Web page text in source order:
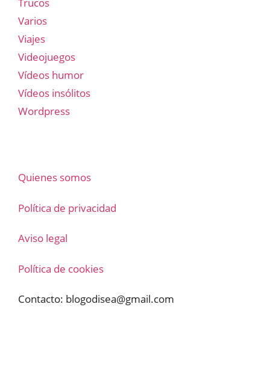
Varios
Viajes
Videojuegos
Vídeos humor
Vídeos insólitos
Wordpress
Quienes somos
Política de privacidad
Aviso legal
Política de cookies
Contacto: blogodisea@gmail.com